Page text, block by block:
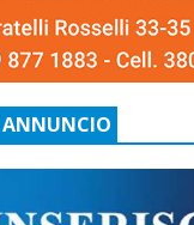
ANNUNCIO